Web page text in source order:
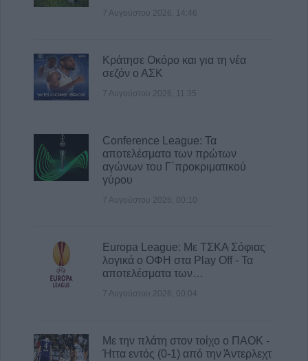
7 Αυγούστου 2026, 14:46
Κράτησε Οκόρο και για τη νέα
σεζόν ο ΑΣΚ
7 Αυγούστου 2026, 11:35
Conference League: Τα
αποτελέσματα των πρώτων
αγώνων του Γ΄προκριματικού
γύρου
7 Αυγούστου 2026, 00:10
Europa League: Με ΤΣΚΑ Σόφιας
λογικά ο ΟΦΗ στα Play Off - Τα
αποτελέσματα των…
7 Αυγούστου 2026, 00:04
Με την πλάτη στον τοίχο ο ΠΑΟΚ -
Ήττα εντός (0-1) από την Άντερλεχτ